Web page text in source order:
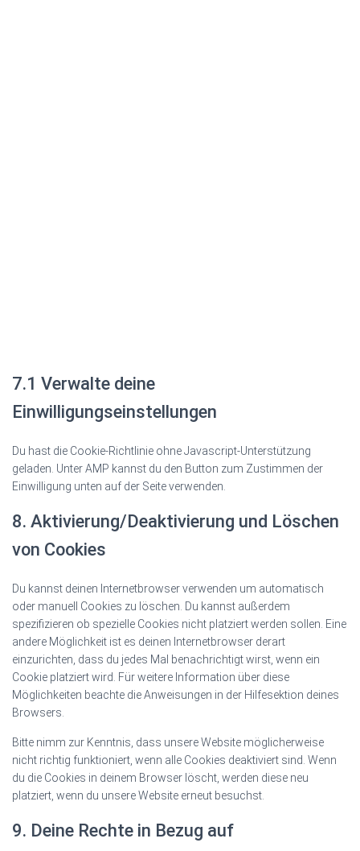
7.1 Verwalte deine
Einwilligungseinstellungen
Du hast die Cookie-Richtlinie ohne Javascript-Unterstützung
geladen. Unter AMP kannst du den Button zum Zustimmen der
Einwilligung unten auf der Seite verwenden.
8. Aktivierung/Deaktivierung und Löschen
von Cookies
Du kannst deinen Internetbrowser verwenden um automatisch
oder manuell Cookies zu löschen. Du kannst außerdem
spezifizieren ob spezielle Cookies nicht platziert werden sollen. Eine
andere Möglichkeit ist es deinen Internetbrowser derart
einzurichten, dass du jedes Mal benachrichtigt wirst, wenn ein
Cookie platziert wird. Für weitere Information über diese
Möglichkeiten beachte die Anweisungen in der Hilfesektion deines
Browsers.
Bitte nimm zur Kenntnis, dass unsere Website möglicherweise
nicht richtig funktioniert, wenn alle Cookies deaktiviert sind. Wenn
du die Cookies in deinem Browser löscht, werden diese neu
platziert, wenn du unsere Website erneut besuchst.
9. Deine Rechte in Bezug auf